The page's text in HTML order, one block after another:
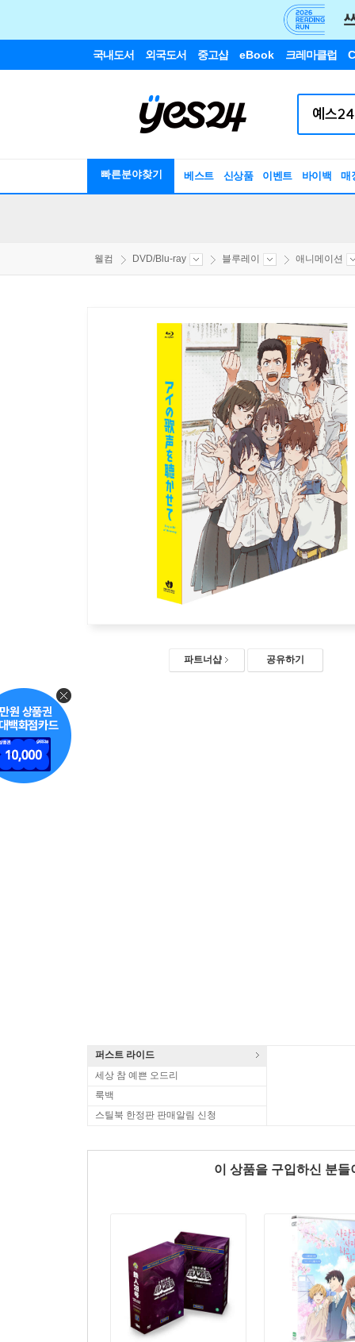
국내도서 외국도서 중고샵 eBook 크레마클럽
빠른분야찾기 베스트 신상품 이벤트 바이백 매
웰컴 DVD/Blu-ray 블루레이 애니메이션
파트너샵 공유하기
퍼스트 라이드
세상 참 예쁜 오드리
룩백
스틸북 한정판 판매알림 신청
이 상품을 구입하신 분